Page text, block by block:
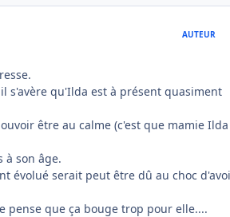
AUTEUR
s'avère qu'Ilda est à présent quasiment
être au calme (c'est que mamie Ilda
à son âge.
évolué serait peut être dû au choc
pense que ça bouge trop pour elle....